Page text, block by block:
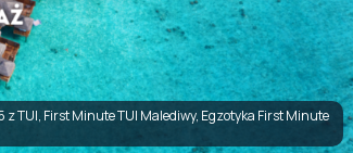
TUI, First Minute TUI Malediwy, Egzotyka First Minute